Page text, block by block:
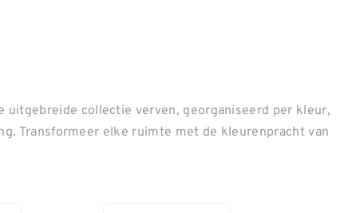
uitgebreide collectie verven, georganiseerd per kleur,
Transformeer elke ruimte met de kleurenpracht van